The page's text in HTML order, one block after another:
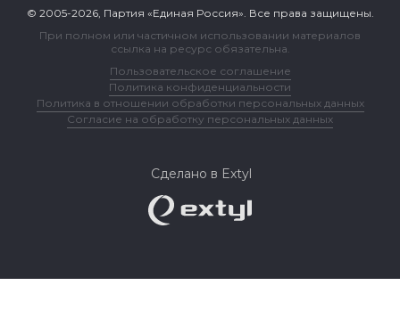
© 2005-2026, Партия «Единая Россия». Все права защищены.
При полном или частичном использовании материалов
ссылка на ресурс обязательна.
Пользовательское соглашение
Политика конфиденциальности
Политика в отношении обработки персональных данных
Согласие на обработку персональных данных
Сделано в Extyl